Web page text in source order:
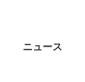
ニュース